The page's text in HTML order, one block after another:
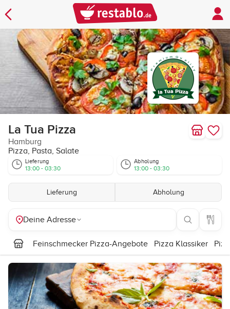
La Tua Pizza
Hamburg
Pizza, Pasta, Salate
Lieferung
13:00 - 03:30
Abholung
13:00 - 03:30
Lieferung Abholung
Deine Adresse
Feinschmecker Pizza-Angebote Pizza Klassiker